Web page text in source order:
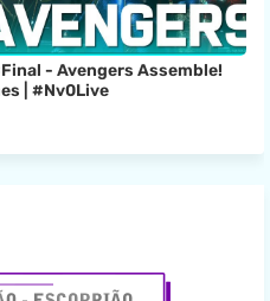
- Avengers Assemble!
| #Nv0Live